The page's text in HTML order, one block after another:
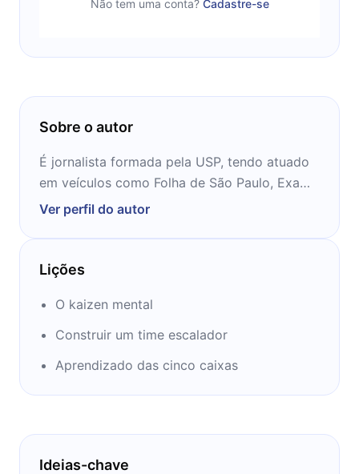
Não tem uma conta? Cadastre-se
Sobre o autor
É jornalista formada pela USP, tendo atuado
em veículos como Folha de São Paulo, Exame
e Gazeta Mercantil. Atualmente, é diretora
Ver perfil do autor
Lições
O kaizen mental
Construir um time escalador
Aprendizado das cinco caixas
Ideias-chave